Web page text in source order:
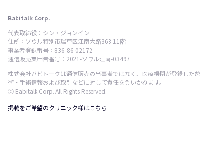
Babitalk Corp.
代表取締役：シン・ジョンイン
住所：ソウル特別市瑞草区江南大路363 11階
事業者登録番号：836-86-02172
通信販売業申告番号：2021-ソウル江南-03497
株式会社バビトークは通信販売の当事者ではなく、医療機関が登録した施
術・手術情報および取引などに対して責任を負いかねます。
ⓒ Babitalk Corp. All Rights Reserved.
掲載をご希望のクリニック様はこちら